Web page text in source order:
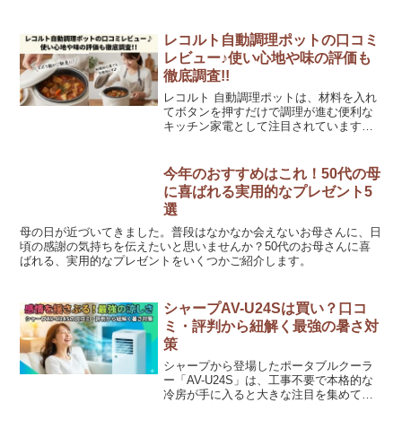
る画期的な構造で、これまでの生ゴミ処
理機の「洗うのが面...
レコルト自動調理ポットの口コミ
レビュー♪使い心地や味の評価も
徹底調査!!
レコルト 自動調理ポットは、材料を入れ
てボタンを押すだけで調理が進む便利な
キッチン家電として注目されています。
す。本記事では、実際の評判をもとに、
使い心地や味の評価、特...
今年のおすすめはこれ！50代の母
に喜ばれる実用的なプレゼント5
選
母の日が近づいてきました。普段はなかなか会えないお母さんに、日
頃の感謝の気持ちを伝えたいと思いませんか？50代のお母さんに喜
ばれる、実用的なプレゼントをいくつかご紹介します。
シャープAV-U24Sは買い？口コ
ミ・評判から紐解く最強の暑さ対
策
シャープから登場したポータブルクーラ
ー「AV-U24S」は、工事不要で本格的な
冷房が手に入ると大きな注目を集めてい